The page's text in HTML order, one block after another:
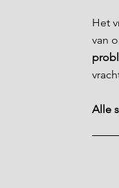
Het
van
Alle